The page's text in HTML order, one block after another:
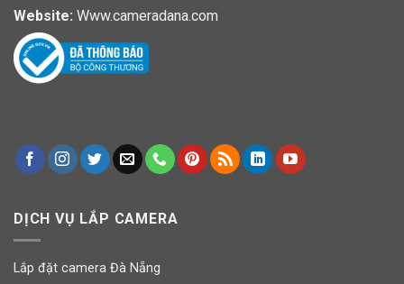
Website: Www.cameradana.com
DỊCH VỤ LẮP CAMERA
Lắp đặt camera Đà Nẵng